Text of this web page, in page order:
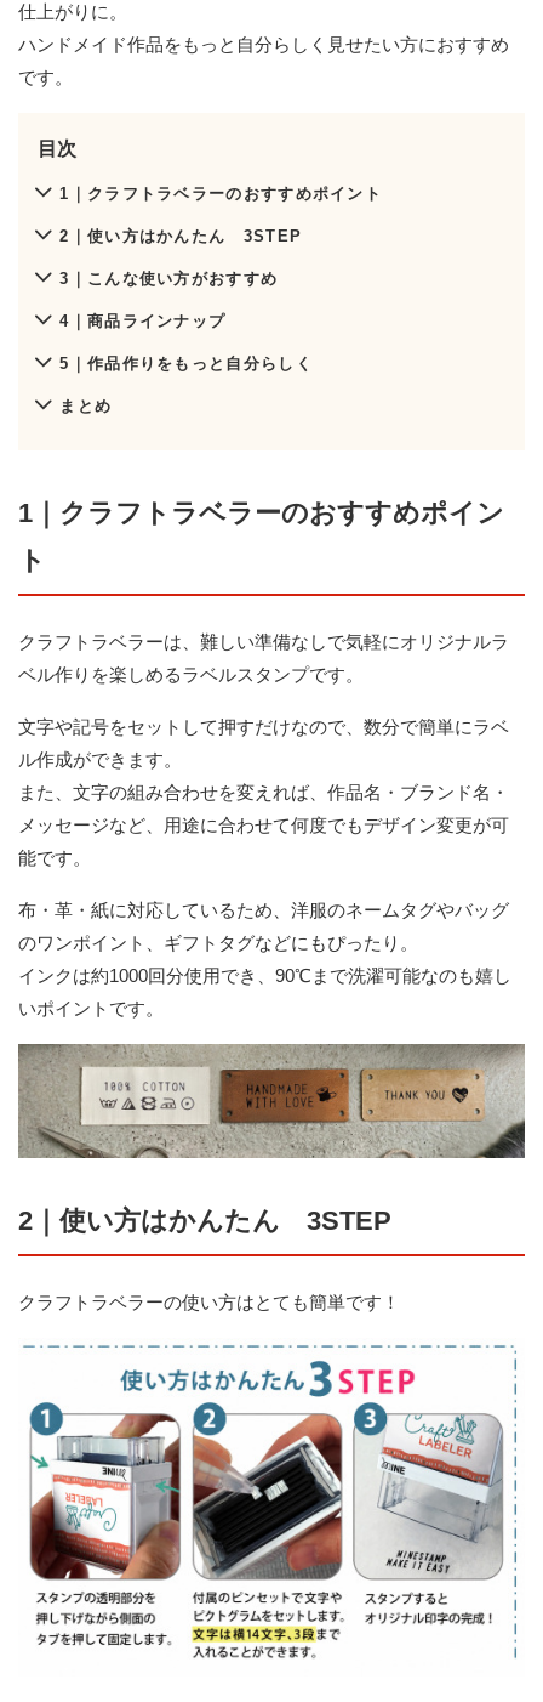
仕上がりに。
ハンドメイド作品をもっと自分らしく見せたい方におすすめ
です。
目次
1｜クラフトラベラーのおすすめポイント
2｜使い方はかんたん 3STEP
3｜こんな使い方がおすすめ
4｜商品ラインナップ
5｜作品作りをもっと自分らしく
まとめ
1｜クラフトラベラーのおすすめポイン
ト
クラフトラベラーは、難しい準備なしで気軽にオリジナルラ
ベル作りを楽しめるラベルスタンプです。
文字や記号をセットして押すだけなので、数分で簡単にラベ
ル作成ができます。
また、文字の組み合わせを変えれば、作品名・ブランド名・
メッセージなど、用途に合わせて何度でもデザイン変更が可
能です。
布・革・紙に対応しているため、洋服のネームタグやバッグ
のワンポイント、ギフトタグなどにもぴったり。
インクは約1000回分使用でき、90℃まで洗濯可能なのも嬉し
いポイントです。
2｜使い方はかんたん 3STEP
クラフトラベラーの使い方はとても簡単です！